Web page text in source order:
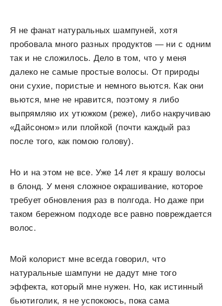
Я не фанат натуральных шампуней, хотя
пробовала много разных продуктов — ни с одним
так и не сложилось. Дело в том, что у меня
далеко не самые простые волосы. От природы
они сухие, пористые и немного вьются. Как они
вьются, мне не нравится, поэтому я либо
выпрямляю их утюжком (реже), либо накручиваю
«Дайсоном» или плойкой (почти каждый раз
после того, как помою голову).
Но и на этом не все. Уже 14 лет я крашу волосы
в блонд. У меня сложное окрашивание, которое
требует обновления раз в полгода. Но даже при
таком бережном подходе все равно повреждается
волос.
Мой колорист мне всегда говорил, что
натуральные шампуни не дадут мне того
эффекта, который мне нужен. Но, как истинный
бьютиголик, я не успокоюсь, пока сама